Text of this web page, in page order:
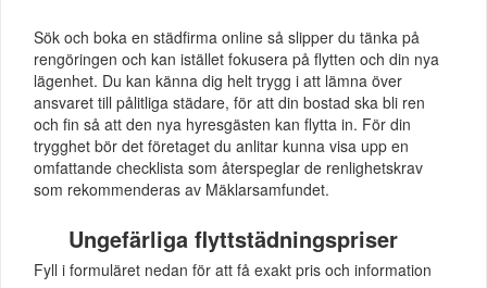
Sök och boka en städfirma online så slipper du tänka på
rengöringen och kan istället fokusera på flytten och din nya
lägenhet. Du kan känna dig helt trygg i att lämna över
ansvaret till pålitliga städare, för att din bostad ska bli ren
och fin så att den nya hyresgästen kan flytta in. För din
trygghet bör det företaget du anlitar kunna visa upp en
omfattande checklista som återspeglar de renlighetskrav
som rekommenderas av Mäklarsamfundet.
Ungefärliga flyttstädningspriser
Fyll i formuläret nedan för att få exakt pris och information